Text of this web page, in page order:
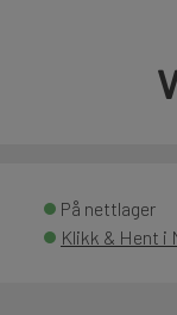
På nettlager
Klikk & Hent i